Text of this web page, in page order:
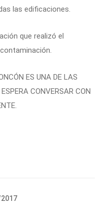
las edificaciones.
que realizó el
ES UNA DE LAS
CONVERSAR CON